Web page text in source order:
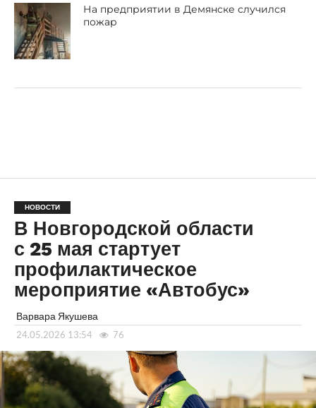
На предприятии в Демянске случился
пожар
НОВОСТИ
В Новгородской области
с 25 мая стартует
профилактическое
мероприятие «Автобус»
Варвара Якушева
24.05.2026 13:54 76